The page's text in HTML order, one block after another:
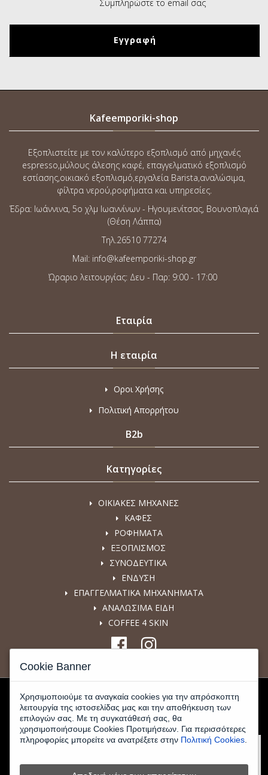
Kafeemporiki-shop
Εξοπλιστείτε με τον καλύτερο εξοπλισμό από μηχανές
espresso,μύλους άλεσης καφέ, επαγγελματικό εξοπλισμό
εστίασης,οικιακό εξοπλισμό,εργαλεία Barista,αναλώσιμα,
φίλτρα νερού,ροφήματα και υπηρεσίες.
Έδρα: Ιωάννινα, 5o χλμ Ιωαννίνων - Ηγουμενίτσας, Βουνοπλαγιά
(Θέση Λάππα)
Τηλ.26510 77274
Mail: info@kafeemporiki-shop.gr
Ώραριο λειτουργίας: Δευ - Παρ: 9:00 - 17:00
Εταιρία
Η εταιρία
Οροι Χρήσης
Πολιτική Απορρήτου
B2b
Κατηγορίες
ΟΙΚΙΑΚΕΣ ΜΗΧΑΝΕΣ
ΚΑΦΕΣ
ΡΟΦΗΜΑΤΑ
ΕΞΟΠΛΙΣΜΟΣ
ΣΥΝΟΔΕΥΤΙΚΑ
ΕΝΔΥΣΗ
ΕΠΑΓΓΕΛΜΑΤΙΚΑ ΜΗΧΑΝΗΜΑΤΑ
ΑΝΑΛΩΣΙΜΑ ΕΙΔΗ
COFFEE 4 SKIN
Cookie Banner
Χρησιμοποιούμε τα αναγκαία cookies για την απρόσκοπτη
λειτουργία της ιστοσελίδας μας και την αποθήκευση των
επιλογών σας. Με τη συγκατάθεσή σας, θα
χρησιμοποιήσουμε Cookies Προτιμήσεων. Για περισσότερες
πληροφορίες μπορείτε να ανατρέξετε στην Πολιτική Cookies.